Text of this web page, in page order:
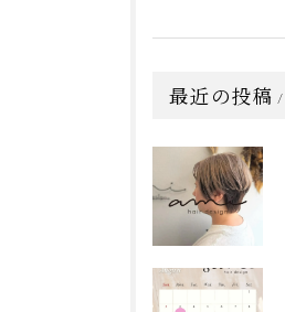
最近の投稿